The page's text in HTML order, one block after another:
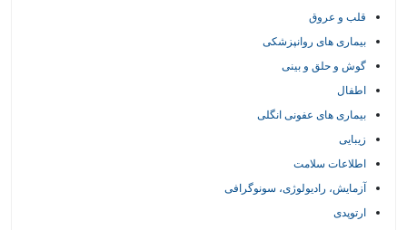
قلب و عروق
بیماری های روانپزشکی
گوش و حلق و بینی
اطفال
بیماری های عفونی انگلی
زیبایی
اطلاعات سلامت
آزمایش، رادیولوژی، سونوگرافی
ارتوپدی